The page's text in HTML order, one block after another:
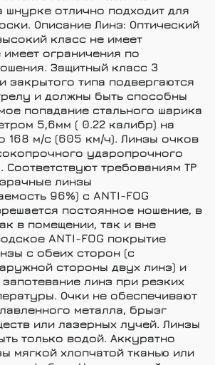
отлично подходит для
Описание Линз: Оптический
класс не имеет
ограничения по
Защитный класс 3
закрытого типа подвергаются
и должны быть способны
попадание стального шарика
5,6мм ( 0.22 калибр) на
168 м/с (605 км/ч). Линзы очков
ударопрочного
Соответствуют требованиям ТР
линзы
96%) с ANTI-FOG
постоянное ношение, в
в помещении, так и вне
ANTI-FOG покрытие
с обеих сторон (с
стороны двух линз) и
линз при резких
Очки не обеспечивают
металла, брызг
или лазерных лучей. Линзы
только водой. Аккуратно
мягкой хлопчатой тканью или